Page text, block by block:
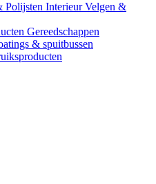
Polijsten InterieurVelgen &
Gereedschappen
& spuitbussen